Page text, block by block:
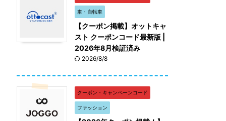
車・自転車
【クーポン掲載】オットキャ
スト クーポンコード最新版 |
2026年8月検証済み
2026/8/8
クーポン・キャンペーンコード
ファッション